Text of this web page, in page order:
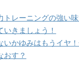
トレーニングの強い
いきましょう！
いかゆみはもうイヤ
おす？